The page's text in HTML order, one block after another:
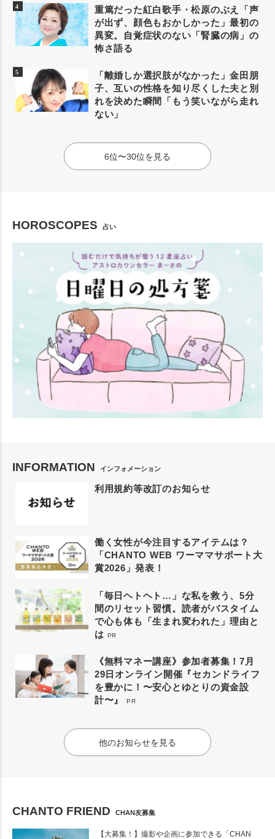
重篤だった紅白歌手・松原のぶえ「声
が出ず、顔色もおかしかった」最初の
異変。自覚症状のない「腎臓の病」の
怖さ語る
「離婚しか選択肢がなかった」金田朋
子、互いの性格を知り尽くした夫と別
れを決めた瞬間「もう笑いながら走れ
ない」
6位〜30位を見る
HOROSCOPES 占い
INFORMATION インフォメーション
利用規約等改訂のお知らせ
働く女性が今注目するアイテムは？
「CHANTO WEB ワーママサポート大
賞2026」発表！
「毎日ヘトヘト…」な私を救う、5分
間のリセット習慣。読者がバスタイム
で心も体も「生まれ変われた」理由と
は PR
《無料マネー講座》参加者募集！7月
29日オンライン開催『セカンドライフ
を豊かに！〜安心とゆとりの資金設
計〜』
PR
他のお知らせを見る
CHANTO FRIEND CHAN友募集
【大募集！】撮影や企画に参加できる「CHAN